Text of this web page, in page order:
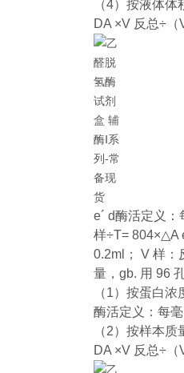
（4）按液体体
DA ×V 反总÷
e´ d酶活定义：
样÷T= 804×△A
0.2ml； V 样：
量，gb. 用 96
（1）按蛋白浓
酶活定义：每
（2）按样本质
DA ×V 反总÷